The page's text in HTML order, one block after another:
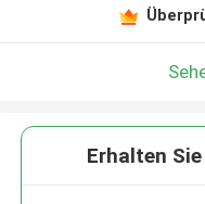
Erhalten